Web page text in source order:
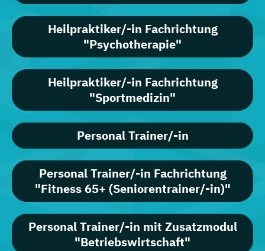
Heilpraktiker/-in Fachrichtung
"Psychotherapie"
Heilpraktiker/-in Fachrichtung
"Sportmedizin"
Personal Trainer/-in
Personal Trainer/-in Fachrichtung
"Fitness 65+ (Seniorentrainer/-in)"
Personal Trainer/-in mit Zusatzmodul
"Betriebswirtschaft"